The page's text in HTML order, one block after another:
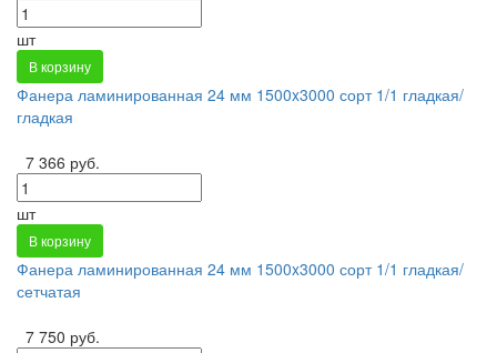
шт
В корзину
Фанера ламинированная 24 мм 1500x3000 сорт 1/1 гладкая/
гладкая
7 366 руб.
шт
В корзину
Фанера ламинированная 24 мм 1500x3000 сорт 1/1 гладкая/
сетчатая
7 750 руб.